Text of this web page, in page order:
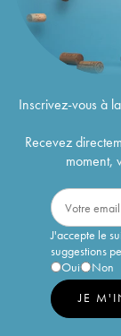
Inscrivez-vous à
Recevez
moment,
J'accepte le
suggestions
Oui
Non
JE